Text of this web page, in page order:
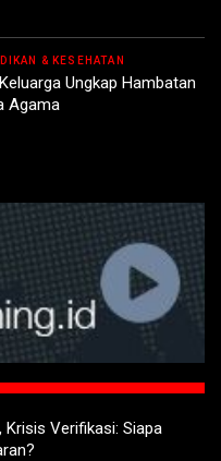
& KESEHATAN
Ungkap Hambatan
Agama
Verifikasi: Siapa